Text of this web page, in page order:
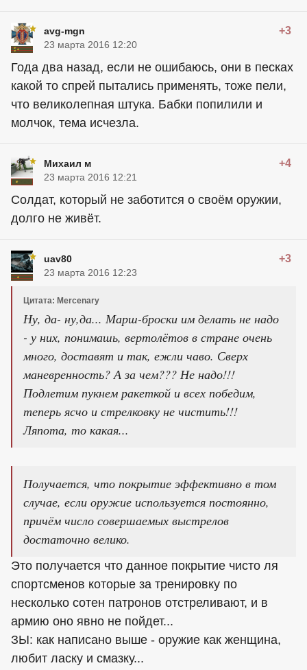
avg-mgn +3
23 марта 2016 12:20
Года два назад, если не ошибаюсь, они в песках
какой то спрей пытались применять, тоже пели,
что великолепная штука. Бабки попилили и
молчок, тема исчезла.
Михаил м +4
23 марта 2016 12:21
Солдат, который не заботится о своём оружии,
долго не живёт.
uav80 +3
23 марта 2016 12:23
Цитата: Mercenary
Ну, да- ну,да... Марш-броски им делать не надо
- у них, понимашь, вертолётов в стране очень
много, доставят и так, ежли чаво. Сверх
маневренность? А за чем??? Не надо!!!
Подлетим пукнем ракеткой и всех победим,
теперь ясчо и стрелковку не чистить!!!
Ляпота, то какая...
Получается, что покрытие эффективно в том
случае, если оружие используется постоянно,
причём число совершаемых выстрелов
достаточно велико.
Это получается что данное покрытие чисто ля
спортсменов которые за тренировку по
несколько сотен патронов отстреливают, и в
армию оно явно не пойдет...
ЗЫ: как написано выше - оружие как женщина,
любит ласку и смазку...